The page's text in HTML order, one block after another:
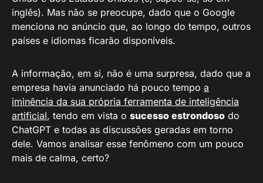
inglês). Mas não se preocupe, dado que o Google
menciona no anúncio que, ao longo do tempo, outros
países e idiomas ficarão disponíveis.
A informação, em si, não é uma surpresa, dado que a
empresa havia anunciado há pouco tempo a
iminência da sua própria ferramenta de inteligência
artificial, tendo em vista o sucesso estrondoso do
ChatGPT e todas as discussões geradas em torno
dele. Vamos analisar esse fenômeno com um pouco
mais de calma, certo?